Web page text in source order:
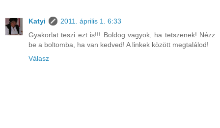
Katyi
2011. április 1. 6:33
Gyakorlat teszi ezt is!!! Boldog vagyok, ha tetszenek! Nézz
be a boltomba, ha van kedved! A linkek között megtalálod!
Válasz